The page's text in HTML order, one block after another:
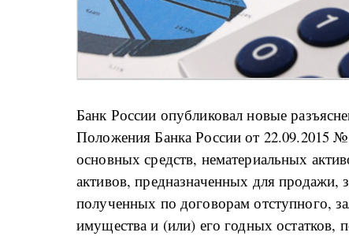
Банк России опубликовал новые
Положения Банка России от 22.09.2015 №
основных средств, нематериальных
активов, предназначенных для продажи,
полученных по договорам отступного,
имущества и (или) его годных остатков,